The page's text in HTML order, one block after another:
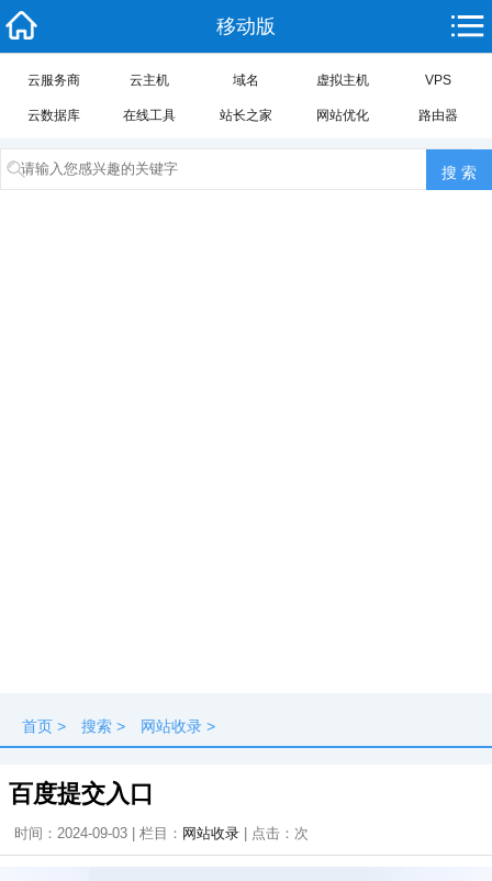
移动版
云服务商 云主机 域名 虚拟主机 VPS
云数据库 在线工具 站长之家 网站优化 路由器
首页 > 搜索 > 网站收录 >
百度提交入口
时间：2024-09-03 | 栏目： 网站收录 | 点击： 次